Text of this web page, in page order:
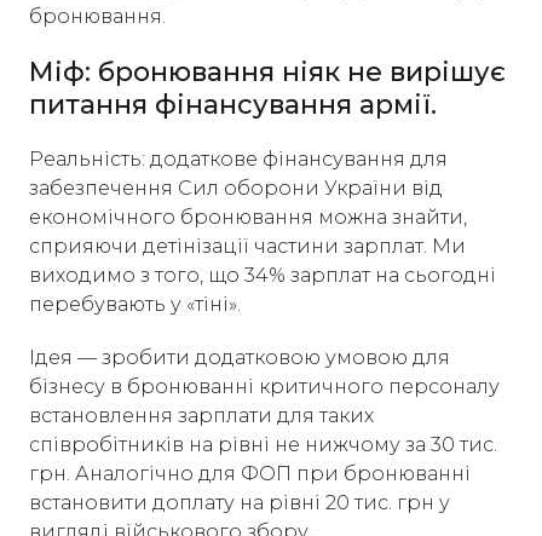
бронювання.
Міф: бронювання ніяк не вирішує
питання фінансування армії.
Реальність: додаткове фінансування для
забезпечення Сил оборони України від
економічного бронювання можна знайти,
сприяючи детінізації частини зарплат. Ми
виходимо з того, що 34% зарплат на сьогодні
перебувають у «тіні».
Ідея — зробити додатковою умовою для
бізнесу в бронюванні критичного персоналу
встановлення зарплати для таких
співробітників на рівні не нижчому за 30 тис.
грн. Аналогічно для ФОП при бронюванні
встановити доплату на рівні 20 тис. грн у